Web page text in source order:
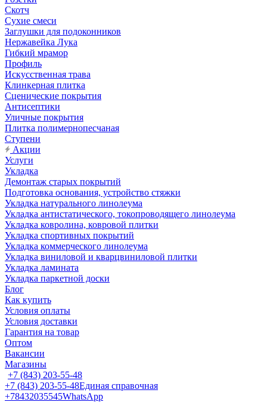
Скотч
Сухие смеси
Заглушки для подоконников
Нержавейка Лука
Гибкий мрамор
Профиль
Искусственная трава
Клинкерная плитка
Сценические покрытия
Антисептики
Уличные покрытия
Плитка полимернопесчаная
Ступени
Акции
Услуги
Укладка
Демонтаж старых покрытий
Подготовка основания, устройство стяжки
Укладка натурального линолеума
Укладка антистатического, токопроводящего линолеума
Укладка ковролина, ковровой плитки
Укладка спортивных покрытий
Укладка коммерческого линолеума
Укладка виниловой и кварцвиниловой плитки
Укладка ламината
Укладка паркетной доски
Блог
Как купить
Условия оплаты
Условия доставки
Гарантия на товар
Оптом
Вакансии
Магазины
+7 (843) 203-55-48
+7 (843) 203-55-48Единая справочная
+78432035545WhatsApp